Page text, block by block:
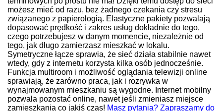
możesz mieć od razu, bez żadnego czekania czy stresu
związanego z papierologią. Elastyczne pakiety pozwalają
dopasować prędkość i zakres usług dokładnie do tego,
czego potrzebujesz w danym momencie, niezależnie od
tego, jak długo zamierzasz mieszkać w lokalu.
Symetryczne łącze sprawia, że sieć działa stabilnie nawet
wtedy, gdy z internetu korzysta kilka osób jednocześnie.
Funkcja multiroom i możliwość oglądania telewizji online
sprawiają, że zarówno praca, jak i rozrywka w
wynajmowanym mieszkaniu są wygodne. Internet mobilny
pozwala pozostać online, nawet jeśli zmieniasz miejsce
zamieszkania co jakiś czas! Masz pytania? Zapraszamy do